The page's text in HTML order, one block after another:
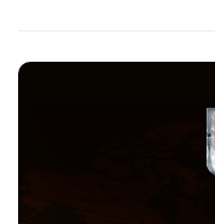
की संसद करती है.